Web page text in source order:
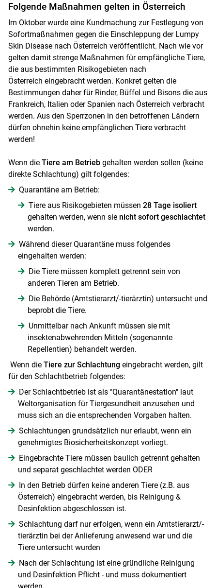
Skip to main content
Folgende Maßnahmen gelten in Österreich
Im Oktober wurde eine Kundmachung zur Festlegung von
Sofortmaßnahmen gegen die Einschleppung der Lumpy
Skin Disease nach Österreich veröffentlicht. Nach wie vor
gelten damit strenge Maßnahmen für empfängliche Tiere,
die aus bestimmten Risikogebieten nach
Österreich eingebracht werden. Konkret gelten die
Bestimmungen daher für Rinder, Büffel und Bisons die aus
Frankreich, Italien oder Spanien nach Österreich verbracht
werden. Aus den Sperrzonen in den betroffenen Ländern
dürfen ohnehin keine empfänglichen Tiere verbracht
werden!
Wenn die Tiere am Betriebgehalten werden sollen (keine
direkte Schlachtung) gilt folgendes:
Quarantäne am Betrieb:
Tiere aus Risikogebieten müssen 28 Tage isoliert
gehalten werden, wenn sie nicht sofort geschlachtet
werden.
Während dieser Quarantäne muss folgendes
eingehalten werden:
Die Tiere müssen komplett getrennt sein von
anderen Tieren am Betrieb.
Die Behörde (Amtstierarzt/-tierärztin) untersucht und
beprobt die Tiere.
Unmittelbar nach Ankunft müssen sie mit
insektenabwehrenden Mitteln (sogenannte
Repellentien) behandelt werden.
Wenn die Tiere zur Schlachtungeingebracht werden, gilt
für den Schlachtbetrieb folgendes:
Der Schlachtbetrieb ist als "Quarantänestation" laut
Weltorganisation für Tiergesundheit anzusehen und
muss sich an die entsprechenden Vorgaben halten.
Schlachtungen grundsätzlich nur erlaubt, wenn ein
genehmigtes Biosicherheitskonzept vorliegt.
Eingebrachte Tiere müssen baulich getrennt gehalten
und separat geschlachtet werden ODER
In den Betrieb dürfen keine anderen Tiere (z.B. aus
Österreich) eingebracht werden, bis Reinigung &
Desinfektion abgeschlossen ist.
Schlachtung darf nur erfolgen, wenn ein Amtstierarzt/-
tierärztin bei der Anlieferung anwesend war und die
Tiere untersucht wurden
Nach der Schlachtung ist eine gründliche Reinigung
und Desinfektion Pflicht - und muss dokumentiert
werden.